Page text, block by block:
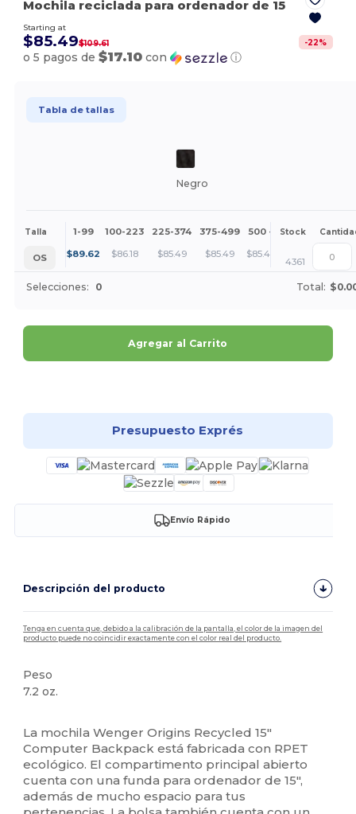
Mochila reciclada para ordenador de 15
Starting at
$85.49$109.61 -22%
o 5 pagos de$17.10 con ⓘ
Tabla de tallas
Negro
Talla 1-99 100-223 225-374 375-499 500 + Más
Stock
OS $89.62 $86.18 $85.49 $85.49 $85.49 +
4361
Selecciones: 0 Total:
Agregar al Carrito
Presupuesto Exprés
Envío Rápido
Descripción del producto
Tenga en cuenta que, debido a la calibración de la pantalla, el color de la imagen del
producto puede no coincidir exactamente con el color real del producto.
Peso
7.2 oz.
La mochila Wenger Origins Recycled 15"
Computer Backpack está fabricada con RPET
ecológico. El compartimento principal abierto
cuenta con una funda para ordenador de 15",
además de mucho espacio para tus